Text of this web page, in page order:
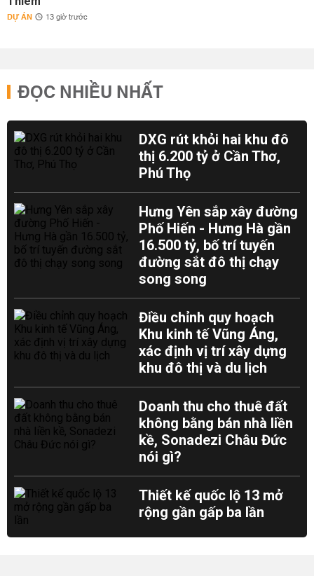
DỰ ÁN 13 giờ trước
ĐỌC NHIỀU NHẤT
DXG rút khỏi hai khu đô
thị 6.200 tỷ ở Cần Thơ,
Phú Thọ
Hưng Yên sắp xây đường
Phố Hiến - Hưng Hà gần
16.500 tỷ, bố trí tuyến
đường sắt đô thị chạy
song song
Điều chỉnh quy hoạch
Khu kinh tế Vũng Áng,
xác định vị trí xây dựng
khu đô thị và du lịch
Doanh thu cho thuê đất
không bằng bán nhà liền
kề, Sonadezi Châu Đức
nói gì?
Thiết kế quốc lộ 13 mở
rộng gần gấp ba lần